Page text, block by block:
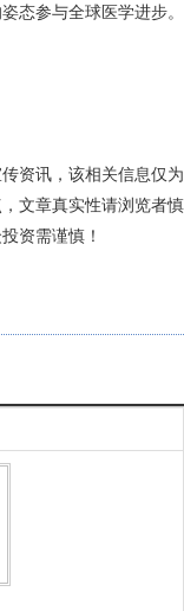
态参与全球医学进步。
资讯，该相关信息仅为
文章真实性请浏览者慎
资需谨慎！